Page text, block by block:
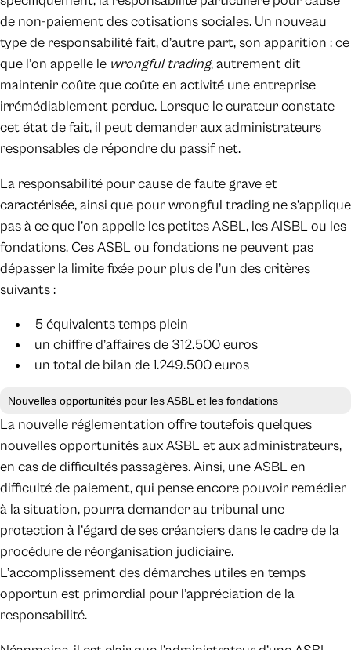
de non-paiement des cotisations sociales. Un nouveau
type de responsabilité fait, d’autre part, son apparition : ce
que l’on appelle le wrongful trading, autrement dit
maintenir coûte que coûte en activité une entreprise
irrémédiablement perdue. Lorsque le curateur constate
cet état de fait, il peut demander aux administrateurs
responsables de répondre du passif net.
La responsabilité pour cause de faute grave et
caractérisée, ainsi que pour wrongful trading ne s’applique
pas à ce que l’on appelle les petites ASBL, les AISBL ou les
fondations. Ces ASBL ou fondations ne peuvent pas
dépasser la limite fixée pour plus de l’un des critères
suivants :
5 équivalents temps plein
un chiffre d’affaires de 312.500 euros
un total de bilan de 1.249.500 euros
Nouvelles opportunités pour les ASBL et les fondations
La nouvelle réglementation offre toutefois quelques
nouvelles opportunités aux ASBL et aux administrateurs,
en cas de difficultés passagères. Ainsi, une ASBL en
difficulté de paiement, qui pense encore pouvoir remédier
à la situation, pourra demander au tribunal une
protection à l’égard de ses créanciers dans le cadre de la
procédure de réorganisation judiciaire.
L’accomplissement des démarches utiles en temps
opportun est primordial pour l’appréciation de la
responsabilité.